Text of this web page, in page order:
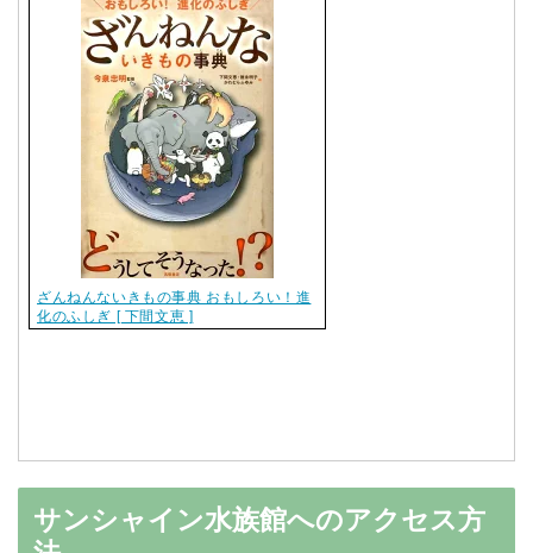
ざんねんないきもの事典 おもしろい！進
化のふしぎ [ 下間文恵 ]
サンシャイン水族館へのアクセス方